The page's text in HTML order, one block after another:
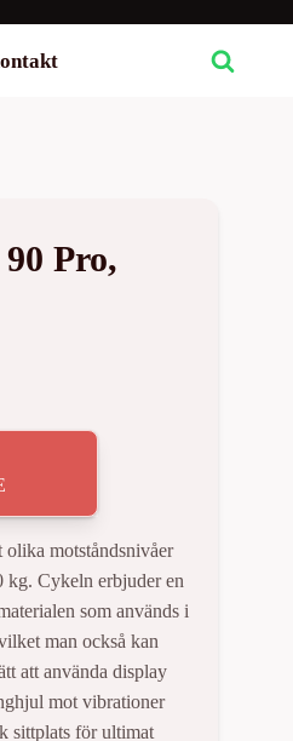
Pro,
motståndsnivåer
kg. ​Cykeln erbjuder en
som används i
man också kan
att använda display
mot vibrationer
sittplats för ultimat